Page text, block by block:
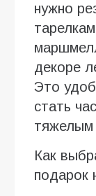
нужно
декоре
Это
стать
тяжелым
Как
подарок